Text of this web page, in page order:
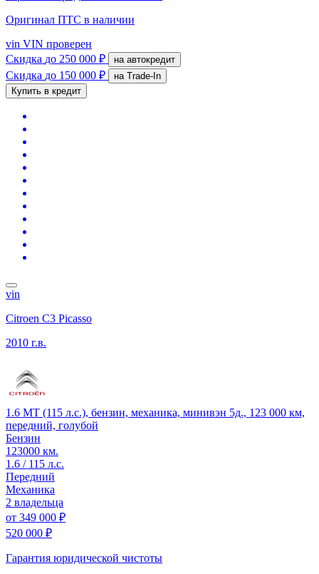
Оригинал ПТС в наличии
vin VIN проверен
Скидка до 250 000 ₽ на автокредит
Скидка до 150 000 ₽
на Trade-In
Купить в кредит
vin
Citroen C3 Picasso
2010 г.в.
1.6 MT (115 л.с.), бензин, механика, минивэн 5д., 123 000 км,
передний, голубой
Бензин
123000 км.
1.6 / 115 л.с.
Передний
Механика
2 владельца
от 349 000 ₽
520 000 ₽
Гарантия юридической чистоты